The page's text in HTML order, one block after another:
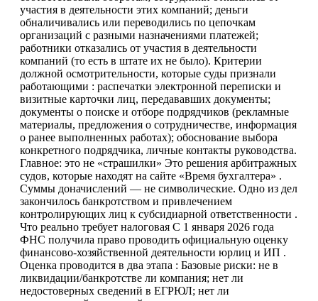
участия в деятельности этих компаний; деньги
обналичивались или переводились по цепочкам
организаций с разными назначениями платежей;
работники отказались от участия в деятельности
компаний (то есть в штате их не было). Критерии
должной осмотрительности, которые суды признали
работающими : распечатки электронной переписки и
визитные карточки лиц, передававших документы;
документы о поиске и отборе подрядчиков (рекламные
материалы, предложения о сотрудничестве, информация
о ранее выполненных работах); обоснование выбора
конкретного подрядчика, личные контакты руководства.
Главное: это не «страшилки» Это решения арбитражных
судов, которые находят на сайте «Время бухгалтера» .
Суммы доначислений — не символические. Одно из дел
закончилось банкротством и привлечением
контролирующих лиц к субсидиарной ответственности .
Что реально требует налоговая С 1 января 2026 года
ФНС получила право проводить официальную оценку
финансово-хозяйственной деятельности юрлиц и ИП .
Оценка проводится в два этапа : Базовые риски: не в
ликвидации/банкротстве ли компания; нет ли
недостоверных сведений в ЕГРЮЛ; нет ли